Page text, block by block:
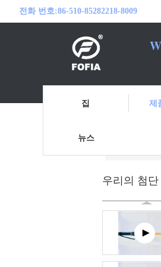
전화 번호:86-510-85282218-8009
집 제
뉴스
우리의 첨